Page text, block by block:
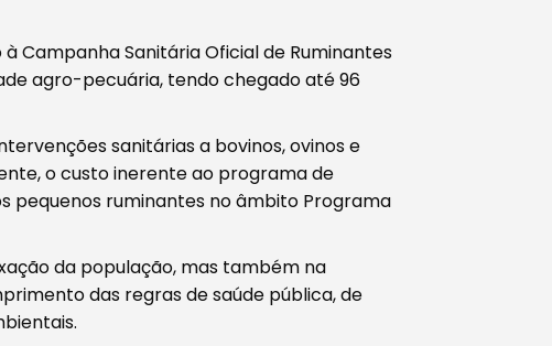
Campanha Sanitária Oficial de Ruminantes
agro-pecuária, tendo chegado até 96
sanitárias a bovinos, ovinos e
o custo inerente ao programa de
pequenos ruminantes no âmbito Programa
da população, mas também na
das regras de saúde pública, de